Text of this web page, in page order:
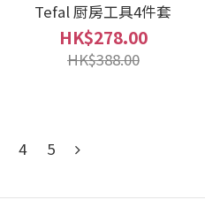
Tefal 厨房工具4件套
HK$278.00
HK$388.00
4 5